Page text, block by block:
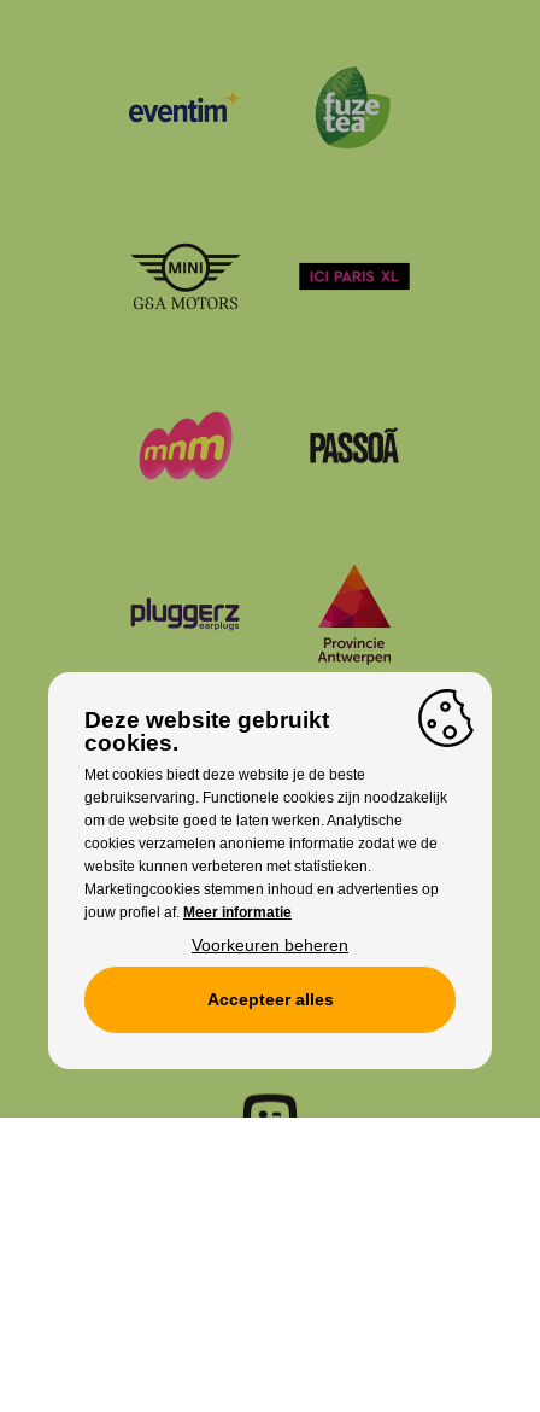
Deze website gebruikt
cookies.
Met cookies biedt deze website je de beste
gebruikservaring. Functionele cookies zijn noodzakelijk
om de website goed te laten werken. Analytische
cookies verzamelen anonieme informatie zodat we de
website kunnen verbeteren met statistieken.
Marketingcookies stemmen inhoud en advertenties op
jouw profiel af. Meer informatie
Voorkeuren beheren
Accepteer alles